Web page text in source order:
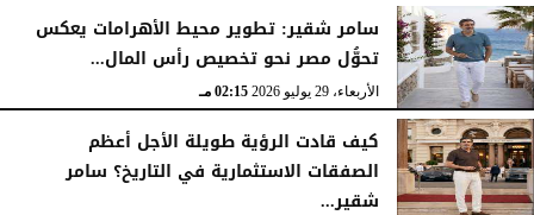
الأربعاء، 29 يوليو 2026 02:25 مـ
سامر شقير: تطوير محيط الأهرامات يعكس
تحوُّل مصر نحو تخصيص رأس المال...
الأربعاء، 29 يوليو 2026 02:15 مـ
كيف قادت الرؤية طويلة الأجل أعظم
الصفقات الاستثمارية في التاريخ؟ سامر
شقير...